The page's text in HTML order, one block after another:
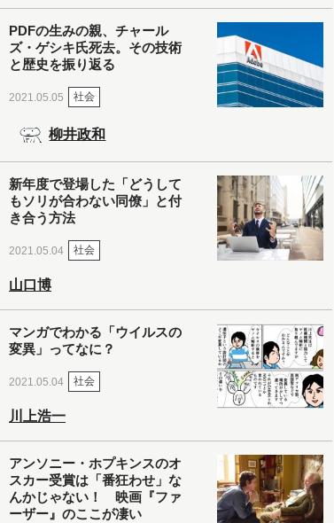
PDFの生みの親、チャール
ズ・ゲシキ氏死去。その技術
と歴史を振り返る
2021.05.05 社会
柳井政和
新年度で登場した「どうして
もソリが合わない同僚」と付
き合う方法
2021.05.04 社会
山口博
マンガでわかる「ウイルスの
変異」ってなに？
2021.05.04 社会
川上浩一
アンソニー・ホプキンスのオ
スカー受賞は「番狂わせ」な
んかじゃない！ 映画『ファ
ーザー』のここが凄い